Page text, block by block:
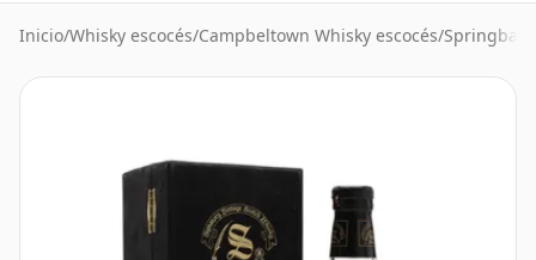
Inicio/Whisky escocés/Campbeltown Whisky escocés/